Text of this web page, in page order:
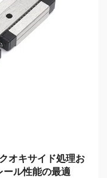
オキサイド処理お
ール性能の最適